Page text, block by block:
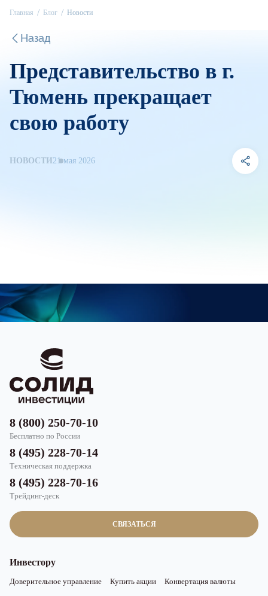
Главная Блог Новости
Назад
Представительство в г.
Тюмень прекращает
свою работу
НОВОСТИ 21 мая 2026
СВЯЗАТЬСЯ
8 (800) 250-70-10
Бесплатно по России
8 (495) 228-70-14
Техническая поддержка
8 (495) 228-70-16
Трейдинг-деск
Инвестору
Доверительное управление Купить акции Конвертация валюты